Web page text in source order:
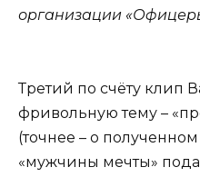
организации
Третий по счёту клип
фривольную тему –
(точнее – о
«мужчины мечты»